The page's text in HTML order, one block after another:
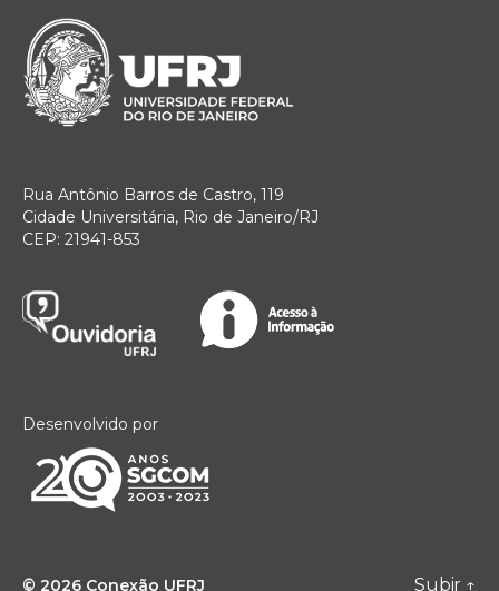
Rua Antônio Barros de Castro, 119
Cidade Universitária, Rio de Janeiro/RJ
CEP: 21941-853
Desenvolvido por
© 2026 Conexão UFRJ Subir ↑